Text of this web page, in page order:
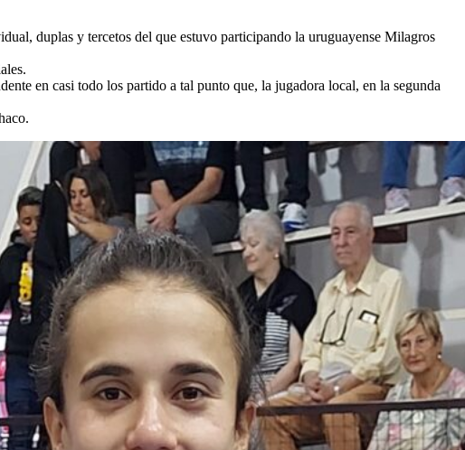
duplas y tercetos del que estuvo participando la uruguayense Milagros
en casi todo los partido a tal punto que, la jugadora local, en la segunda